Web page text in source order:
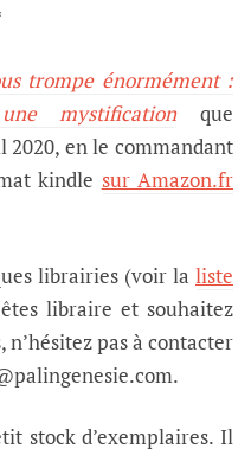
trompe énormément :
mystificationque
2020, en le commandant
kindle sur Amazon.fr
librairies (voir la liste
libraire et souhaitez
pas à contacter
stock d’exemplaires. Il